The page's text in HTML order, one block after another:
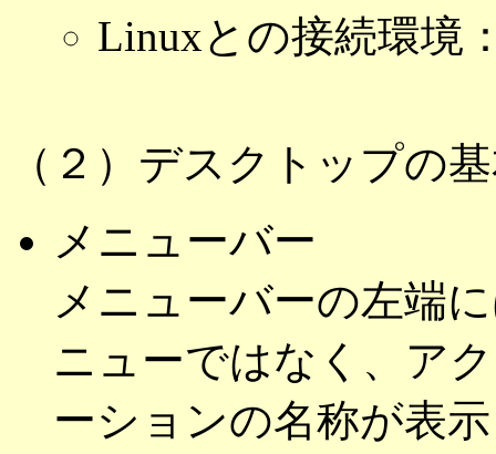
Linuxとの接続環境
（２）デスクトップの
メニューバー
メニューバーの左端
ニューではなく、ア
ーションの名称が表